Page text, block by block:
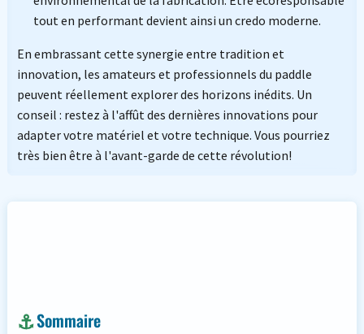
tout en performant devient ainsi un credo moderne.
En embrassant cette synergie entre tradition et
innovation, les amateurs et professionnels du paddle
peuvent réellement explorer des horizons inédits. Un
conseil : restez à l'affût des dernières innovations pour
adapter votre matériel et votre technique. Vous pourriez
très bien être à l'avant-garde de cette révolution!
Sommaire